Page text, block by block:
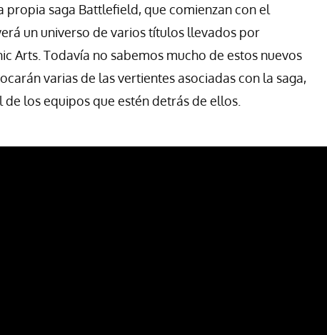
propia saga Battlefield, que comienzan con el
un universo de varios títulos llevados por
Arts. Todavía no sabemos mucho de estos nuevos
varias de las vertientes asociadas con la saga,
los equipos que estén detrás de ellos.